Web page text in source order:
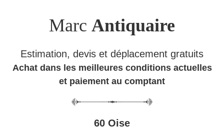
Marc Antiquaire
Estimation, devis et déplacement gratuits
Achat dans les meilleures conditions actuelles
et paiement au comptant
60 Oise